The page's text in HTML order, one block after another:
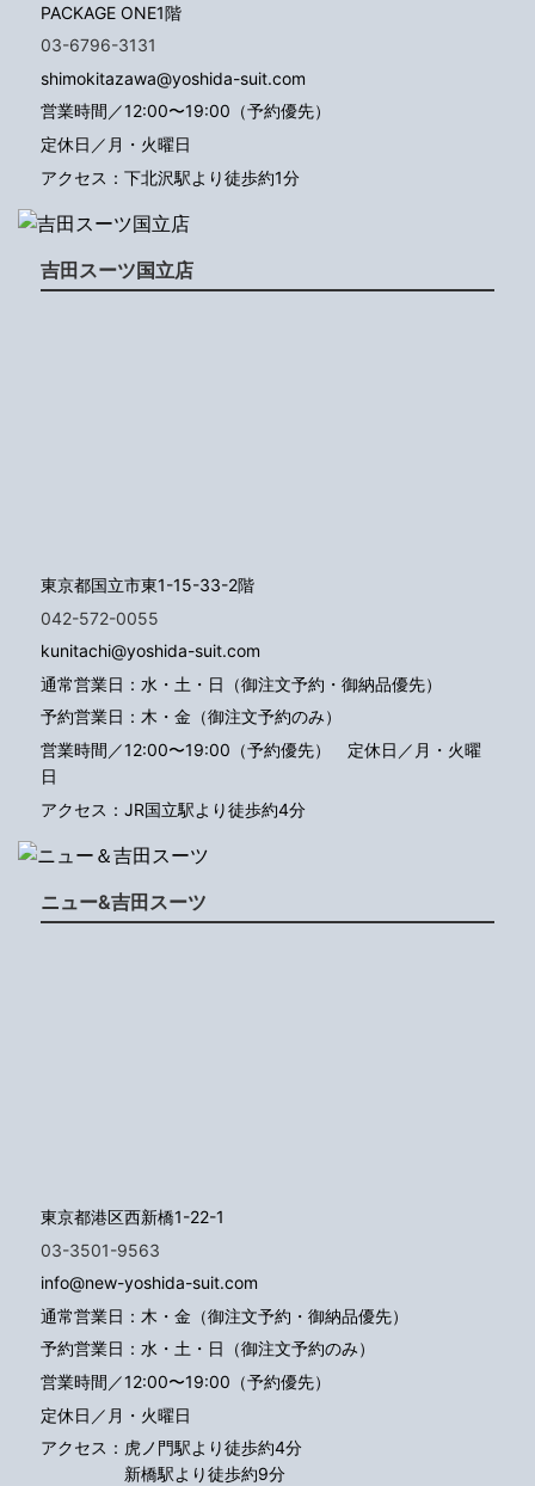
PACKAGE ONE1階
03-6796-3131
shimokitazawa@yoshida-suit.com
営業時間／12:00〜19:00（予約優先）
定休日／月・火曜日
アクセス：下北沢駅より徒歩約1分
吉田スーツ国立店
東京都国立市東1-15-33-2階
042-572-0055
kunitachi@yoshida-suit.com
通常営業日：水・土・日（御注文予約・御納品優先）
予約営業日：木・金（御注文予約のみ）
営業時間／12:00〜19:00（予約優先） 定休日／月・火曜
日
アクセス：JR国立駅より徒歩約4分
ニュー&吉田スーツ
東京都港区西新橋1-22-1
03-3501-9563
info@new-yoshida-suit.com
通常営業日：木・金（御注文予約・御納品優先）
予約営業日：水・土・日（御注文予約のみ）
営業時間／12:00〜19:00（予約優先）
定休日／月・火曜日
アクセス： 虎ノ門駅より徒歩約4分
新橋駅より徒歩約9分